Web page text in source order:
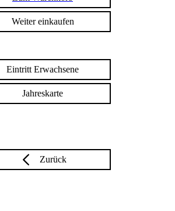
Weiter einkaufen
Eintritt Erwachsene
Jahreskarte
Zurück